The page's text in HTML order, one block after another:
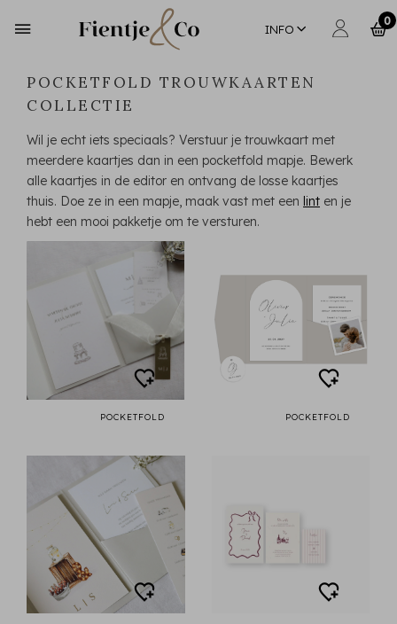
INFO
0
POCKETFOLD TROUWKAARTEN
COLLECTIE
Wil je echt iets speciaals? Verstuur je trouwkaart met
meerdere kaartjes dan in een pocketfold mapje. Bewerk
alle kaartjes in de editor en ontvang de losse kaartjes
thuis. Doe ze in een mapje, maak vast met een lint en je
hebt een mooi pakketje om te versturen.
POCKETFOLD POCKETFOLD